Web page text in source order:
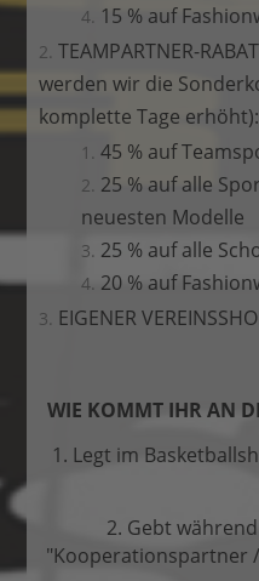
15 % auf
TEAMPARTNER-
werden wir die
komplette Tage erhöht):
45 % auf
25 % auf alle
neuesten Modelle
25 % auf alle
20 % auf
EIGENER
WIE KOMMT IHR AN
1. Legt im
2. Gebt
"Kooperationspartner